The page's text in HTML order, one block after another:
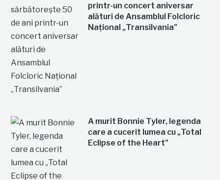
printr-un concert aniversar
alături de Ansamblul Folcloric
Național „Transilvania”
A murit Bonnie Tyler, legenda
care a cucerit lumea cu „Total
Eclipse of the Heart”